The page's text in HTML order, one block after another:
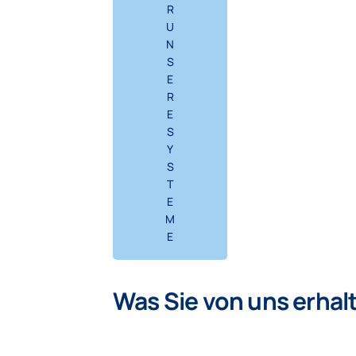
R
U
N
S
E
R
E
S
Y
S
T
E
M
E
Was Sie von uns